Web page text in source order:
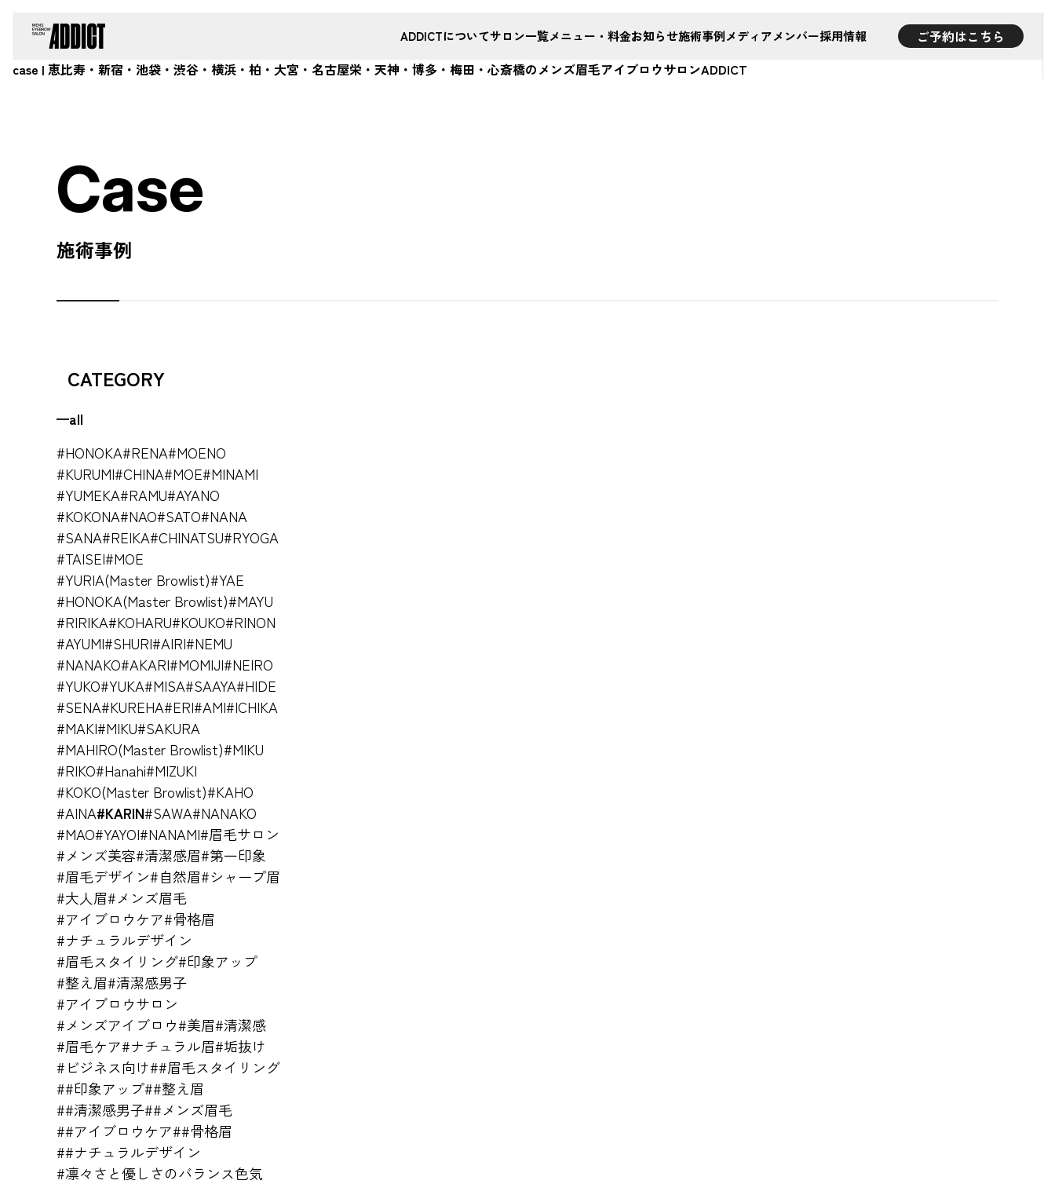
ADDICTについてサロン一覧メニュー・料金お知らせ施術事例メディアメンバー採用情報
ご予約はこちら
case | 恵比寿・新宿・池袋・渋谷・横浜・柏・大宮・名古屋栄・天神・博多・梅田・心斎橋のメンズ眉毛アイブロウサロンADDICT
Case
施術事例
CATEGORY
all
#HONOKA#RENA#MOENO
#KURUMI#CHINA#MOE#MINAMI
#YUMEKA#RAMU#AYANO
#KOKONA#NAO#SATO#NANA
#SANA#REIKA#CHINATSU#RYOGA
#TAISEI#MOE
#YURIA(Master Browlist)#YAE
#HONOKA(Master Browlist)#MAYU
#RIRIKA#KOHARU#KOUKO#RINON
#AYUMI#SHURI#AIRI#NEMU
#NANAKO#AKARI#MOMIJI#NEIRO
#YUKO#YUKA#MISA#SAAYA#HIDE
#SENA#KUREHA#ERI#AMI#ICHIKA
#MAKI#MIKU#SAKURA
#MAHIRO(Master Browlist)#MIKU
#RIKO#Hanahi#MIZUKI
#KOKO(Master Browlist)#KAHO
#AINA#KARIN#SAWA#NANAKO
#MAO#YAYOI#NANAMI#眉毛サロン
#メンズ美容#清潔感眉#第一印象
#眉毛デザイン#自然眉#シャープ眉
#大人眉#メンズ眉毛
#アイブロウケア#骨格眉
#ナチュラルデザイン
#眉毛スタイリング#印象アップ
#整え眉#清潔感男子
#アイブロウサロン
#メンズアイブロウ#美眉#清潔感
#眉毛ケア#ナチュラル眉#垢抜け
#ビジネス向け##眉毛スタイリング
##印象アップ##整え眉
##清潔感男子##メンズ眉毛
##アイブロウケア##骨格眉
##ナチュラルデザイン
#凛々さと優しさのバランス色気